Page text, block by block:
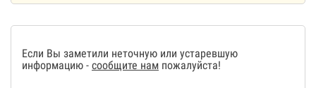
Если Вы заметили неточную или устаревшую
информацию - сообщите нам пожалуйста!